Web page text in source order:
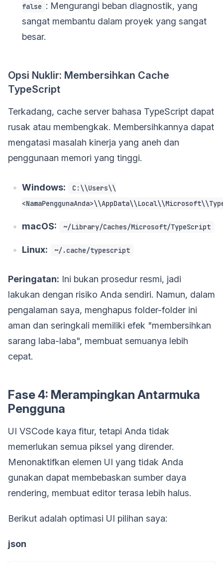
false : Mengurangi beban diagnostik, yang
sangat membantu dalam proyek yang sangat
besar.
Opsi Nuklir: Membersihkan Cache
TypeScript
Terkadang, cache server bahasa TypeScript dapat
rusak atau membengkak. Membersihkannya dapat
mengatasi masalah kinerja yang aneh dan
penggunaan memori yang tinggi.
Windows:
C:\\Users\\
macOS: ~/Library/Caches/Microsoft/TypeScript
Linux: ~/.cache/typescript
Peringatan: Ini bukan prosedur resmi, jadi
lakukan dengan risiko Anda sendiri. Namun, dalam
pengalaman saya, menghapus folder-folder ini
aman dan seringkali memiliki efek "membersihkan
sarang laba-laba", membuat semuanya lebih
cepat.
Fase 4: Merampingkan Antarmuka
Pengguna
UI VSCode kaya fitur, tetapi Anda tidak
memerlukan semua piksel yang dirender.
Menonaktifkan elemen UI yang tidak Anda
gunakan dapat membebaskan sumber daya
rendering, membuat editor terasa lebih halus.
Berikut adalah optimasi UI pilihan saya:
json